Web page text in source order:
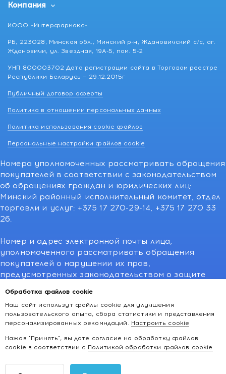
Обработка файлов cookie
Наш сайт использут файлы cookie для улучшения
пользовательского опыта, сбора статистики и представления
персонализированных рекомндаций. Настроить cookie
Нажав "Принять", вы дате согласие на обработку файлов
cookie в соответствии с Политикой обработки файлов cookie
Компания
ИООО «Интерфармакс»
РБ, 223028, Минская обл., Минский р-н, Ждановичский с/с, аг.
Ждановичи, ул. Звездная, 19А-5, пом. 5-2
УНП 800003702 Дата регистрации сайта в Торговом реестре
Республики Беларусь — 29.12.2015г
Публичный договор оферты
Политика в отношении персональных данных
Политика использования cookie файлов
Персональные настройки файлов cookie
Номера уполномоченных рассматривать обращения
покупателей в соответствии с законодательством
об обращениях граждан и юридических лиц:
Минский районный исполнительный комитет, отдел
торговли и услуг: +375 17 270-29-14, +375 17 270 33
26.
Номер и адрес электронной почты лица,
уполномоченного рассматривать обращения
покупателей о нарушении их прав,
предусмотренных законодательством о защите
операторов), info@kakvapteke.by
2026 © kakvapteke.by